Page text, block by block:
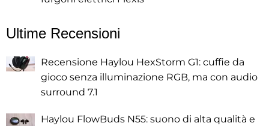
Ultime Recensioni
Recensione Haylou HexStorm G1: cuffie da
gioco senza illuminazione RGB, ma con audio
surround 7.1
Haylou FlowBuds N55: suono di alta qualità e